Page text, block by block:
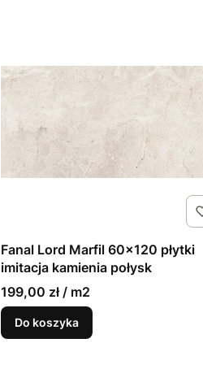
Fanal Lord Marfil 60x120 płytki
imitacja kamienia połysk
199,00 zł / m2
Do koszyka